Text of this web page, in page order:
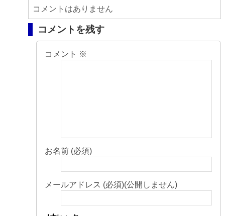
コメントはありません
コメントを残す
コメント ※
お名前 (必須)
メールアドレス (必須)(公開しません)